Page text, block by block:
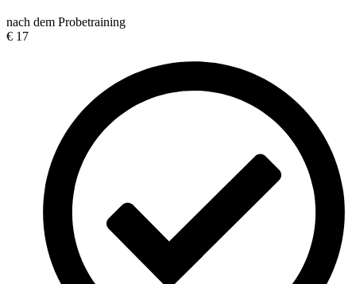
nach dem Probetraining
€ 17